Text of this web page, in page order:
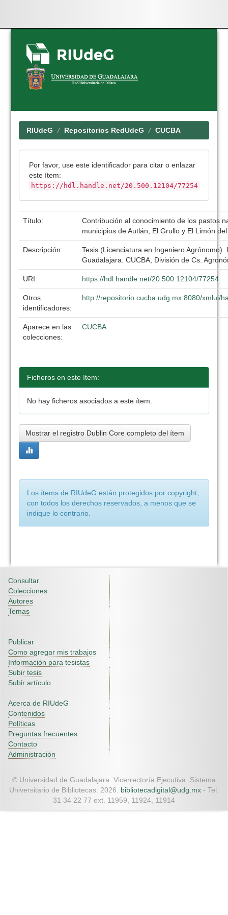
Skip
navigation
RIUdeG Repositorios RedUdeG CUCBA
Por favor, use este identificador para citar o enlazar
este ítem:
https://hdl.handle.net/20.500.12104/77254
Título:
Contribución al conocimiento de los pastos
municipios de Autlán, El Grullo y El Limón
Descripción:
Tesis (Licenciatura en Ingeniero Agrónomo).
Guadalajara. CUCBA, División de Cs.
URI: https://hdl.handle.net/20.500.12104/77254
Otros
identificadores:
http://repositorio.cucba.udg.mx:8080/xmlui/
Aparece en las
colecciones:
CUCBA
Ficheros en este ítem:
No hay ficheros asociados a este ítem.
Mostrar el registro Dublin Core completo del ítem
Los ítems de RIUdeG están protegidos por copyright,
con todos los derechos reservados, a menos que se
indique lo contrario.
Consultar
Colecciones
Autores
Temas
Publicar
Como agregar mis trabajos
Información para tesistas
Subir tesis
Subir artículo
Acerca de RIUdeG
Contenidos
Políticas
Preguntas frecuentes
Contacto
Administración
© Universidad de Guadalajara. Vicerrectoría Ejecutiva. Sistema
Universitario de Bibliotecas. 2026. bibliotecadigital@udg.mx - Tel.
31 34 22 77 ext. 11959, 11924, 11914